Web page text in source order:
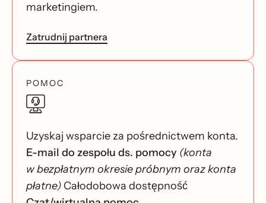
marketingiem.
Zatrudnij partnera
POMOC
Uzyskaj wsparcie za pośrednictwem konta.
E-mail do zespołu ds. pomocy (konta
w bezpłatnym okresie próbnym oraz konta
płatne) Całodobowa dostępność